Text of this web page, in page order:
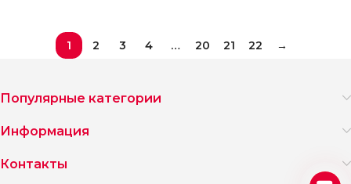
1 2 3 4 … 20 21 22 →
Популярные категории
Информация
Контакты